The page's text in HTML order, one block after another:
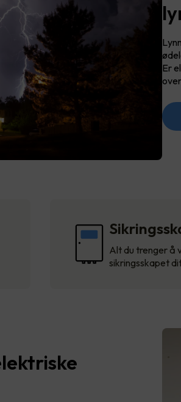
Er
Alt du trenger å
sikringsskapet